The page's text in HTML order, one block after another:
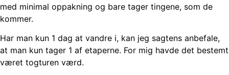
med minimal oppakning og bare tager tingene, som de
kommer.
Har man kun 1 dag at vandre i, kan jeg sagtens anbefale,
at man kun tager 1 af etaperne. For mig havde det bestemt
været togturen værd.